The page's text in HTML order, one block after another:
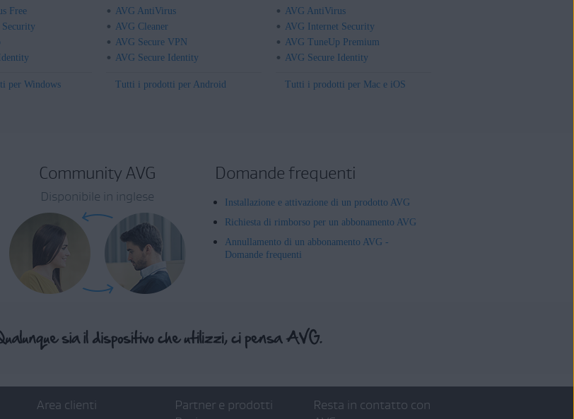
Free
per Windows
AVG AntiVirus
AVG Cleaner
AVG Secure VPN
AVG Secure Identity
Tutti i prodotti per Android
AVG AntiVirus
AVG Internet Security
AVG TuneUp Premium
AVG Secure Identity
Tutti i prodotti per Mac e iOS
Community AVG
Disponibile in inglese
Domande frequenti
Installazione e attivazione di un prodotto AVG
Richiesta di rimborso per un abbonamento AVG
Annullamento di un abbonamento AVG -
Domande frequenti
Area clienti
Partner e prodotti
Resta in contatto con